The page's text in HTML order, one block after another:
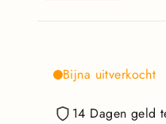
Bijna uitverkocht
14 Dagen geld